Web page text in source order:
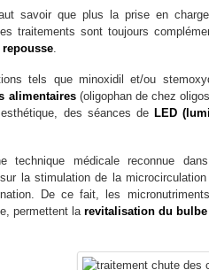
savoir que plus la prise en
traitements sont toujours
.
tels que minoxidil et/ou
alimentaires(oligophan de chez
des séances de LED
technique médicale reconnue
la stimulation de la microcirculation
De ce fait, les
permettent la revitalisation du bulbe